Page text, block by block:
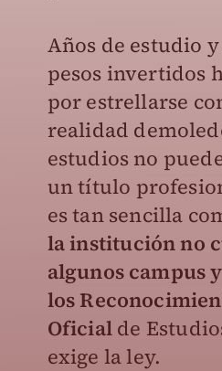
Años de estudio
pesos invertidos
por estrellarse
realidad
estudios no
un título
es tan sencilla
la institución no
algunos campus
los
Oficialde
exige la ley.